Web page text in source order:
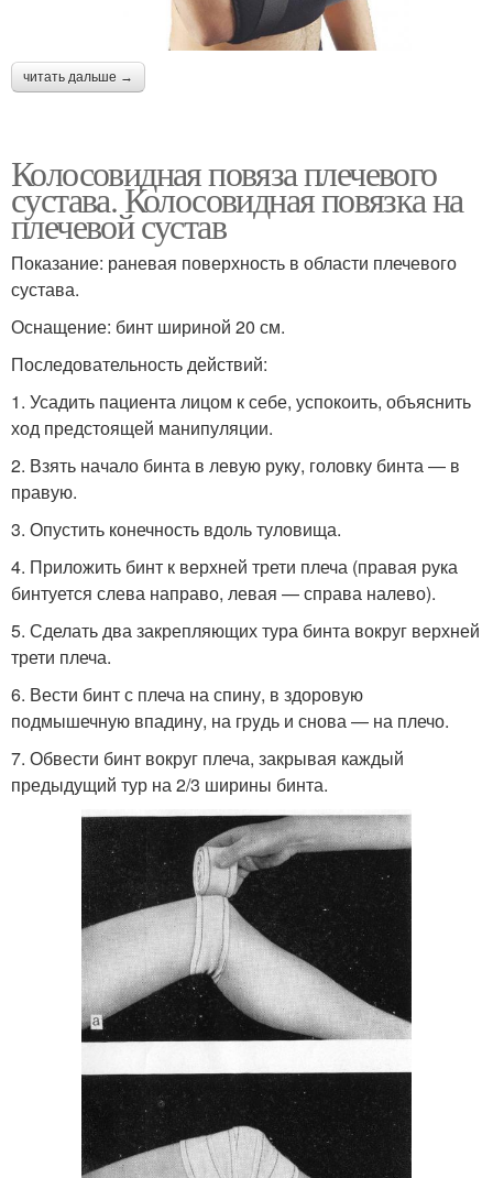
читать дальше →
Колосовидная повяза плечевого
сустава. Колосовидная повязка на
плечевой сустав
Показание: раневая поверхность в области плечевого
сустава.
Оснащение: бинт шириной 20 см.
Последовательность действий:
1. Усадить пациента лицом к себе, успокоить, объяснить
ход предстоящей манипуляции.
2. Взять начало бинта в левую руку, головку бинта — в
правую.
3. Опустить конечность вдоль туловища.
4. Приложить бинт к верхней трети плеча (правая рука
бинтуется слева направо, левая — справа налево).
5. Сделать два закрепляющих тура бинта вокруг верхней
трети плеча.
6. Вести бинт с плеча на спину, в здоровую
подмышечную впадину, на гpyдь и снова — на плечо.
7. Обвести бинт вокруг плеча, закрывая каждый
предыдущий тур на 2/3 ширины бинта.